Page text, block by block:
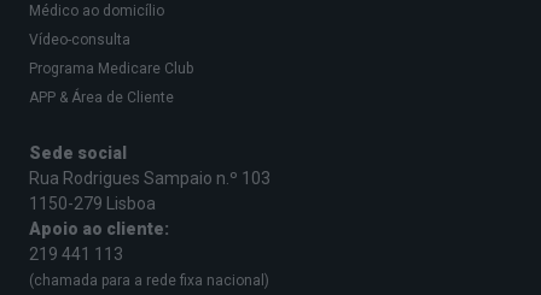
Médico ao domicílio
Vídeo-consulta
Programa Medicare Club
APP & Área de Cliente
Sede social
Rua Rodrigues Sampaio n.º 103
1150-279 Lisboa
Apoio ao cliente:
219 441 113
(chamada para a rede fixa nacional)